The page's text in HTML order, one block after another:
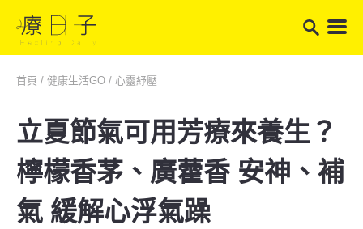
首頁 / 健康生活GO / 心靈紓壓
立夏節氣可用芳療來養生？
檸檬香茅、廣藿香 安神、補
氣 緩解心浮氣躁